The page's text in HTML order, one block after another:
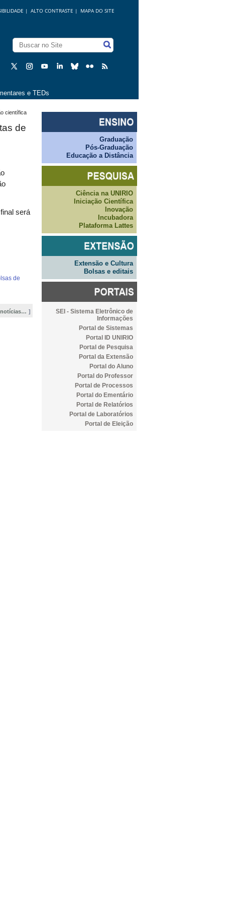
MAPA DO SITE
ALTO CONTRASTE |
|
e TEDs
científica
de
será
de
notícias…
Graduação
Pós-Graduação
Educação a Distância
Ciência na UNIRIO
Iniciação Científica
Inovação
Incubadora
Plataforma Lattes
Extensão e Cultura
Bolsas e editais
SEI - Sistema Eletrônico de
Informações
Portal de Sistemas
Portal ID UNIRIO
Portal de Pesquisa
Portal da Extensão
Portal do Aluno
Portal do Professor
Portal de Processos
Portal do Ementário
Portal de Relatórios
Portal de Laboratórios
Portal de Eleição